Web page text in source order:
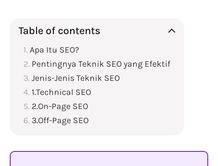
Table of contents
Apa Itu SEO?
Pentingnya Teknik SEO yang Efektif
Jenis-Jenis Teknik SEO
1.Technical SEO
2.On-Page SEO
3.Off-Page SEO